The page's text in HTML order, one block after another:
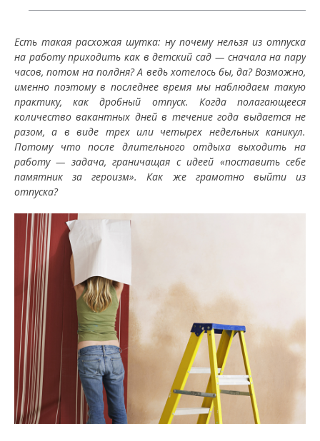
Есть такая расхожая шутка: ну почему нельзя из отпуска
на работу приходить как в детский сад — сначала на пару
часов, потом на полдня? А ведь хотелось бы, да? Возможно,
именно поэтому в последнее время мы наблюдаем такую
практику, как дробный отпуск. Когда полагающееся
количество вакантных дней в течение года выдается не
разом, а в виде трех или четырех недельных каникул.
Потому что после длительного отдыха выходить на
работу — задача, граничащая с идеей «поставить себе
памятник за героизм». Как же грамотно выйти из
отпуска?